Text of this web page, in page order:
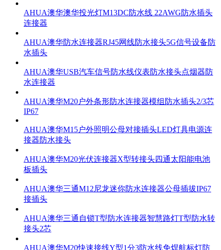
AHUA澳华澳华投光灯M13DC防水线 22AWG防水插头
连接器
AHUA澳华防水连接器RJ45网线防水接头5G信号设备防
水插头
AHUA澳华USB汽车信号防水线仪表防水接头点烟器防
水连接器
AHUA澳华M20户外条形防水连接器模组防水插头2/3芯
IP67
AHUA澳华M15户外照明公母对接插头LED灯具电源连
接器防水接头
AHUA澳华M20光伏连接器X型转接头四通太阳能电池
板插头
AHUA澳华三通M12尼龙迷你防水连接器公母插拔IP67
接插头
AHUA澳华三通自锁T型防水连接器智慧路灯T型防水转
接头2芯
AHUA澳华M20快速接线Y型1分3防水线免焊航标灯防